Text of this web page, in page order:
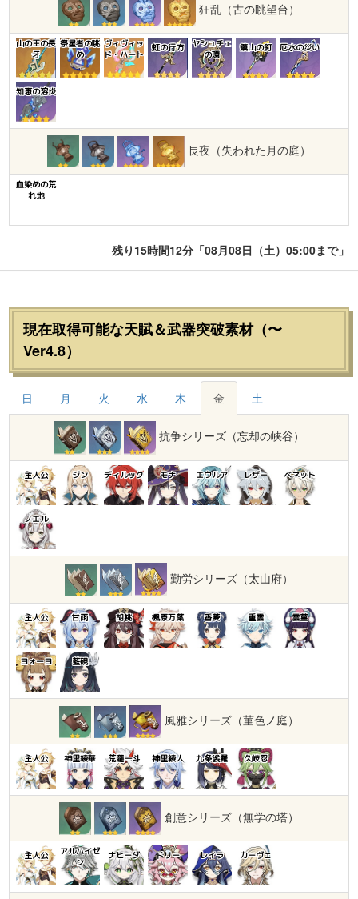
狂乱（古の眺望台）
山の王の長
牙
祭星者の眺
め
ヴィヴィッ
ド・ハート
虹の行方
ヤシュチェ
の環
鎮山の釘 厄水の災い
知恵の溶炎
長夜（失われた月の庭）
血染めの荒
れ地
残り15時間12分「08月08日（土）05:00まで」
現在取得可能な天賦＆武器突破素材（〜
Ver4.8）
日 月 火 水 木 金 土
抗争シリーズ（忘却の峡谷）
主人公 ジン ディルック モナ エウルア レザー ベネット
ノエル
勤労シリーズ（太山府）
主人公 甘雨 胡桃 楓原万葉 香菱 重雲 雲菫
ヨォーヨ 藍硯
風雅シリーズ（菫色ノ庭）
主人公 神里綾華 荒瀧一斗 神里綾人 九条裟羅 久岐忍
創意シリーズ（無学の塔）
主人公
アルハイゼ
ン
ナヒーダ ドリー レイラ カーヴェ